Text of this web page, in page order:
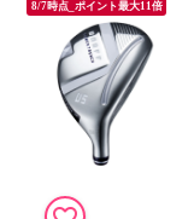
8/7時点_ポイント最大11倍